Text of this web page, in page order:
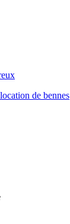
de bennes